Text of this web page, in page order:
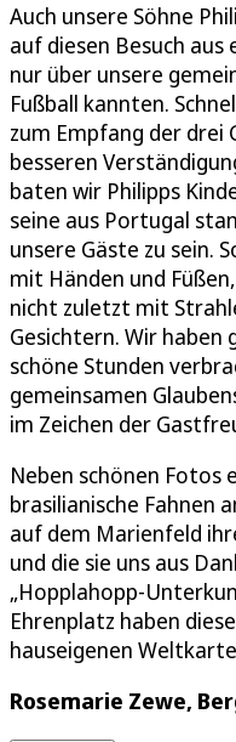
Auch unsere Söhne
auf diesen Besuch aus
nur über unsere
Fußball kannten.
zum Empfang der drei
besseren
baten wir Philipps
seine aus Portugal
unsere Gäste zu sein.
mit Händen und
nicht zuletzt mit
Gesichtern. Wir haben
schöne Stunden
gemeinsamen
im Zeichen der
Neben schönen Fotos
brasilianische Fahnen
auf dem Marienfeld
und die sie uns aus
„Hopplahopp-
Ehrenplatz haben
hauseigenen
Rosemarie Zewe,